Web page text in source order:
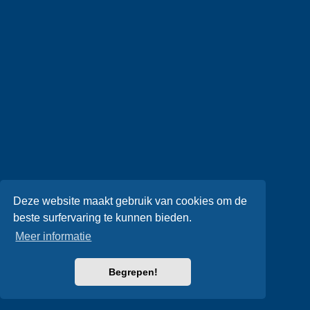
Deze website maakt gebruik van cookies om de
beste surfervaring te kunnen bieden.
Meer informatie
Begrepen!